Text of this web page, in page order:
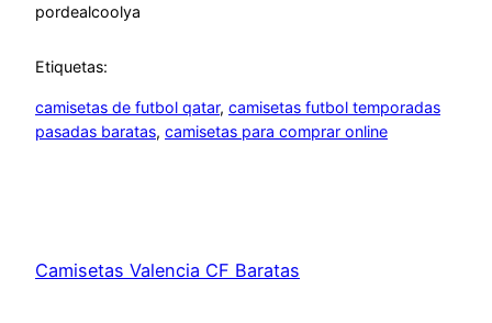
pordealcoolya
Etiquetas:
camisetas de futbol qatar, camisetas futbol temporadas
pasadas baratas, camisetas para comprar online
Camisetas Valencia CF Baratas